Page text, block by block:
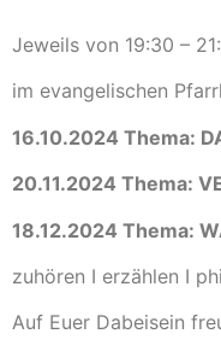
Jeweils von 19:30 –
im evangelischen
16.10.2024 Thema:
20.11.2024 Thema:
18.12.2024 Thema:
zuhören I erzählen I
Auf Euer Dabeisein